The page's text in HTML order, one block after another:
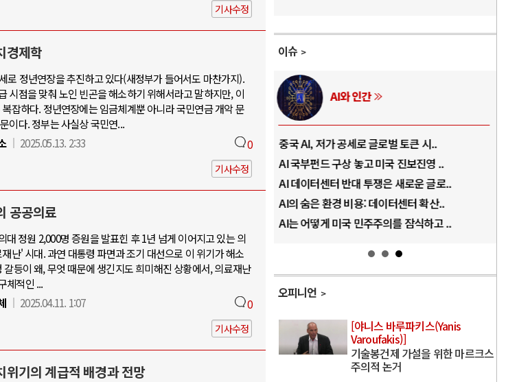
기사수정
경제학
로 정년연장을 추진하고 있다(새정부가 들어서도 마찬가지).
시점을 맞춰 노인 빈곤을 해소하기 위해서라고 말하지만, 이
잡하다. 정년연장에는 임금체계뿐 아니라 국민연금 개악 문
이다. 정부는 사실상 국민연...
2025.05.13. 2:33 0
기사수정
공공의료
대 정원 2,000명 증원을 발표힌 후 1년 넘게 이어지고 있는 의
재난' 시대. 과연 대통령 파면과 조기 대선으로 이 위기가 해소
갈등이 왜, 무엇 때문에 생긴지도 희미해진 상황에서, 의료재난
체적인 ...
2025.04.11. 1:07 0
기사수정
위기의 계급적 배경과 전망
이슈
..
중동 위기
호르무즈 갈등 격화, 트럼프 정치·경제 ..
호르무즈 해협 통행료를 철회한 트럼프
이란, 호르무즈 해협 봉쇄 선택한 배경
AI와 인간
중국 AI, 저가 공세로 글로벌 토큰 시..
AI 국부펀드 구상 놓고 미국 진보진영 ..
AI 데이터센터 반대 투쟁은 새로운 글로..
AI의 숨은 환경 비용: 데이터센터 확산..
AI는 어떻게 미국 민주주의를 잠식하고 ..
오피니언
[야니스 바루파키스(Yanis
Varoufakis)]
기술봉건제 가설을 위한 마르크스
주의적 논거